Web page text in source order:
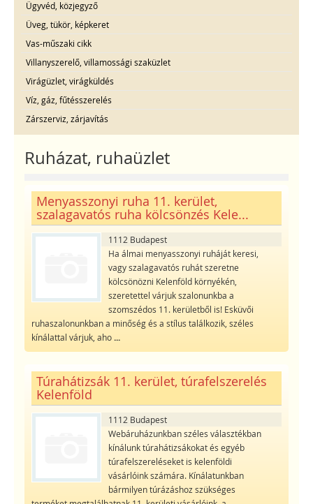
Ügyvéd, közjegyző
Üveg, tükör, képkeret
Vas-műszaki cikk
Villanyszerelő, villamossági szaküzlet
Virágüzlet, virágküldés
Víz, gáz, fűtésszerelés
Zárszerviz, zárjavítás
Ruházat, ruhaüzlet
Menyasszonyi ruha 11. kerület,
szalagavatós ruha kölcsönzés Kele...
1112 Budapest
Ha álmai menyasszonyi ruháját keresi,
vagy szalagavatós ruhát szeretne
kölcsönözni Kelenföld környékén,
szeretettel várjuk szalonunkba a
szomszédos 11. kerületből is! Esküvői
ruhaszalonunkban a minőség és a stílus találkozik, széles
kínálattal várjuk, aho...
Túrahátizsák 11. kerület, túrafelszerelés
Kelenföld
1112 Budapest
Webáruházunkban széles választékban
kínálunk túrahátizsákokat és egyéb
túrafelszereléseket is kelenföldi
vásárlóink számára. Kínálatunkban
bármilyen túrázáshoz szükséges